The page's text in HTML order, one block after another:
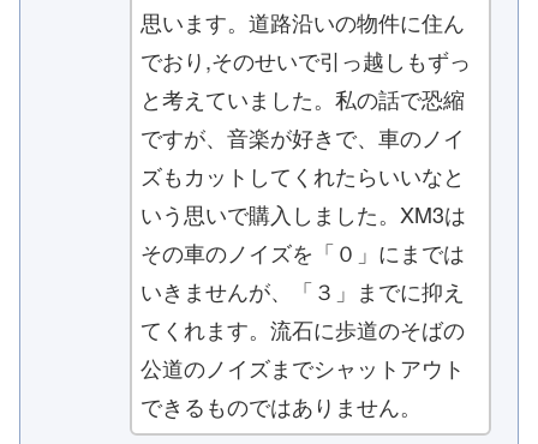
思います。道路沿いの物件に住ん
でおり,そのせいで引っ越しもずっ
と考えていました。私の話で恐縮
ですが、音楽が好きで、車のノイ
ズもカットしてくれたらいいなと
いう思いで購入しました。XM3は
その車のノイズを「０」にまでは
いきませんが、「３」までに抑え
てくれます。流石に歩道のそばの
公道のノイズまでシャットアウト
できるものではありません。